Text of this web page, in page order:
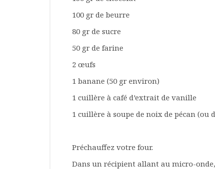
100 gr de beurre
80 gr de sucre
50 gr de farine
2 œufs
1 banane (50 gr environ)
1 cuillère à café d’extrait de vanille
1 cuillère à soupe de noix de pécan (ou
Préchauffez votre four.
Dans un récipient allant au micro-